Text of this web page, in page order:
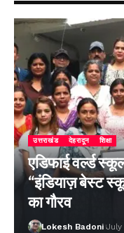
उत्तराखंड देहरादून शिक्षा
एडिफाई वर्ल्ड
“इंडियाज़ बेस्ट
का गौरव
Lokesh Badoni July